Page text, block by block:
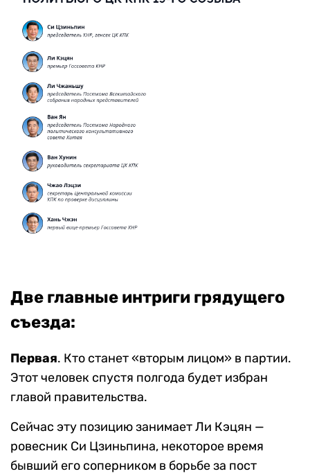
Две главные интриги грядущего
съезда:
Первая. Кто станет «вторым лицом» в партии.
Этот человек спустя полгода будет избран
главой правительства.
Сейчас эту позицию занимает Ли Кэцян —
ровесник Си Цзиньпина, некоторое время
бывший его соперником в борьбе за пост